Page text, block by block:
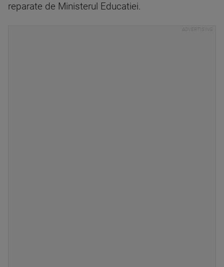
reparate de Ministerul Educatiei.